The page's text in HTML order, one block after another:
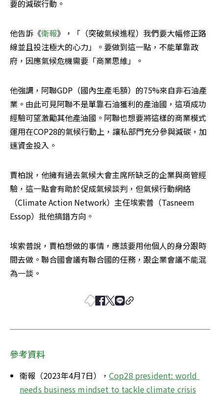
要的減碳行動。
他告訴《衛報》，「（突破氣候進程）我們要大幅修正路
線並且投注極大的心力」。要做到這一點，不能單靠政
府，因應氣候危機需要「商業思維」。
他強調，阿聯GDP（國內生產毛額）的75%來自非石油產
業。由此可見阿聯不是單靠石油獲利的產油國，這項成功
經驗可望激勵其他產油國。阿聯也想要將這樣的商業模式
運用在COP28的氣候行動上，讓私部門充分參與減碳，加
速資金投入。
賈柏說，他擁有過去氣候大會主席所缺乏的企業與商管經
驗，這一點會有助於促成氣候談判，但氣候行動網絡
（Climate Action Network）主任埃索普（Tasneem
Essop）批他搞錯方向。
埃索普說，賈柏想做的事情，應該要用他個人的身分跟時
間去做。聯合國會議有聯合國的任務，跟企業會議不能混
為一談。
參考資料
衛報（2023年4月7日）， Cop28 president: world
needs business mindset to tackle climate crisis